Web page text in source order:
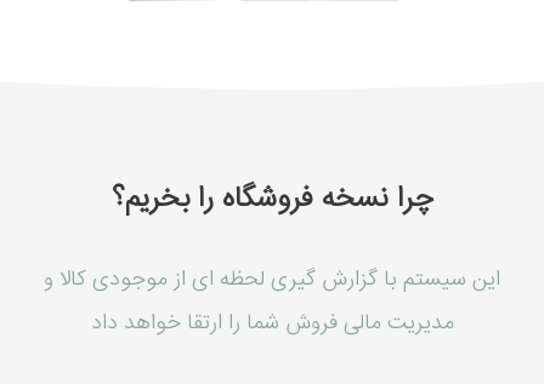
چرا نسخه فروشگاه را بخریم؟
این سیستم با گزارش گیری لحظه ای از موجودی کالا و
مدیریت مالی فروش شما را ارتقا خواهد داد